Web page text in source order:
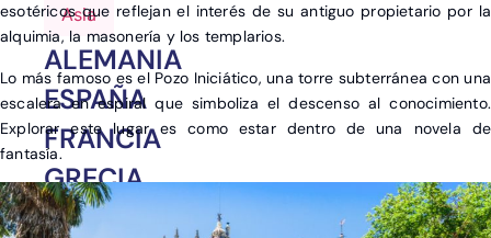
Asia
ALEMANIA
ESPAÑA
FRANCIA
GRECIA
ITALIA
esotéricos que reflejan el interés de su antiguo propietario por la
alquimia, la masonería y los templarios.
Lo más famoso es el Pozo Iniciático, una torre subterránea con una
escalera en espiral que simboliza el descenso al conocimiento.
Explorar este lugar es como estar dentro de una novela de
fantasía.